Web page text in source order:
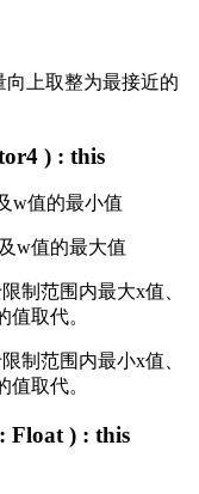
上取整为最接近的
) : this
w值的最小值
w值的最大值
制范围内最大x值、
取代。
制范围内最小x值、
取代。
Float ) : this